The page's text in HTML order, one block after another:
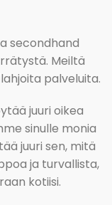
secondhand
Meiltä
palveluita.
juuri oikea
sinulle monia
juuri sen, mitä
ja turvallista,
kotiisi.